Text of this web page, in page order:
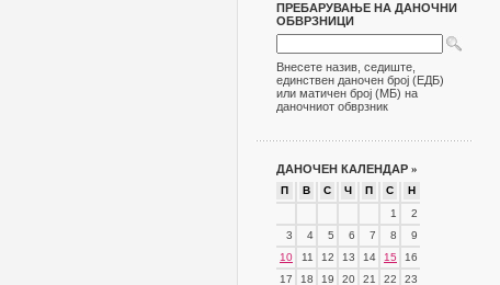
ПРЕБАРУВАЊЕ НА ДАНОЧНИ
ОБВРЗНИЦИ
Внесете назив, седиште,
единствен даночен број (ЕДБ)
или матичен број (МБ) на
даночниот обврзник
ДАНОЧЕН КАЛЕНДАР »
П В С Ч П С
Н
1
2
3
4 5 6 7 8
9
10
11 12 13 14 15
16
17
18 19 20 21 22
23